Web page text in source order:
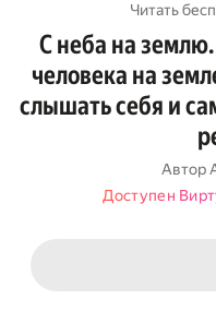
Читать
С неба на
человека на
слышать себя и
Автор
Доступен